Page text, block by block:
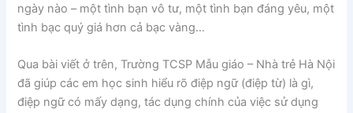
ngày nào – một tình bạn vô tư, một tình bạn đáng yêu, một
tình bạc quý giá hơn cả bạc vàng…
Qua bài viết ở trên, Trường TCSP Mẫu giáo – Nhà trẻ Hà Nội
đã giúp các em học sinh hiểu rõ điệp ngữ (điệp từ) là gì,
điệp ngữ có mấy dạng, tác dụng chính của việc sử dụng